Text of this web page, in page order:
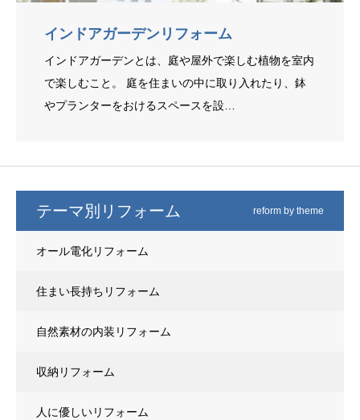
インドアガーデンリフォーム
インドアガーデンとは、庭や屋外で楽しむ植物を室内
で楽しむこと。 庭を住まいの中に取り入れたり、鉢
やプランターをおけるスペースを設…
テーマ別リフォーム reform by theme
オール電化リフォーム
住まい長持ちリフォーム
自然素材の内装リフォーム
収納リフォーム
人に優しいリフォーム